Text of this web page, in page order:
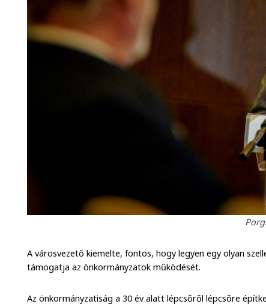
A városvezető kiemelte, fontos, hogy legyen egy olyan
támogatja az önkormányzatok működését.
Az önkormányzatiság a 30 év alatt lépcsőről lépcsőre